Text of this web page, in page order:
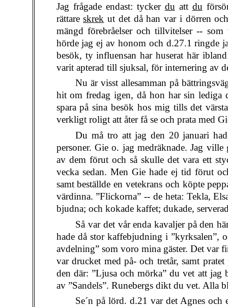
Jag frågade endast: tycker du att du
rättareskrek ut det då han var i dörren
mängd förebråelser och tillvitelser --
hörde jag ej av honom och d.27.1 ringde
besök, ty influensan har huserat här
varit apterad till sjuksal, för internering av
Nu är visst allesamman på
hit om fredag igen, då hon har sin
spara på sina besök hos mig tills det
verkligt roligt att åter få se och prata med
Du må tro att jag den 20 januari
personer. Gie o. jag medräknade. Jag
av dem förut och så skulle det vara ett
vecka sedan. Men Gie hade ej tid förut
samt beställde en vetekrans och köpte
värdinna. ”Flickorna” -- de heta: Tekla,
bjudna; och kokade kaffet; dukade,
Så var det vår enda kavaljer på den
hade då stor kaffebjudning i ”kyrksalen”,
avdelning” som voro mina gäster. Det var
var drucket med på- och tretår, samt
den där: ”Ljusa och mörka” du vet att jag
av ”Sandels”. Runebergs dikt du vet. Alla
Se´n på lörd. d.21 var det Agnes